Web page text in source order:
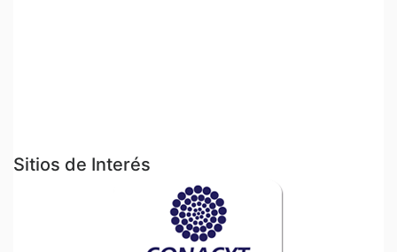
Sitios de Interés